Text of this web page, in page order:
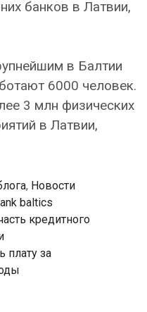
банков в Латвии,
в Балтии
6000 человек.
3 млн физических
в Латвии,
, Новости
baltics
кредитного
плату за